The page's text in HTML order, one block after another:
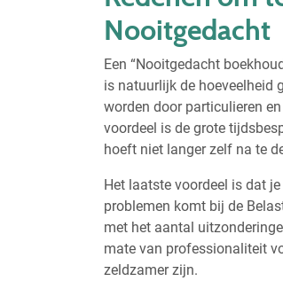
Nooitgedacht
Een “Nooitgedacht
is natuurlijk de hoeveelheid
worden door particulieren
voordeel is de grote
hoeft niet langer zelf na te
Het laatste voordeel is dat
problemen komt bij de
met het aantal
mate van professionaliteit
zeldzamer zijn.